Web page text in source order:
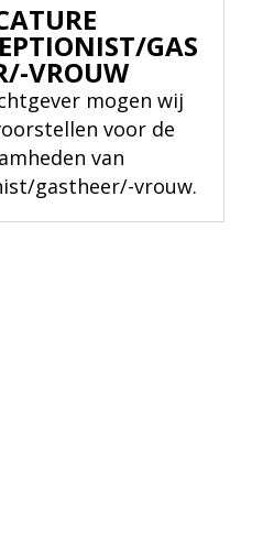
GAS
VROUW
mogen wij
voor de
van
gastheer/-vrouw.